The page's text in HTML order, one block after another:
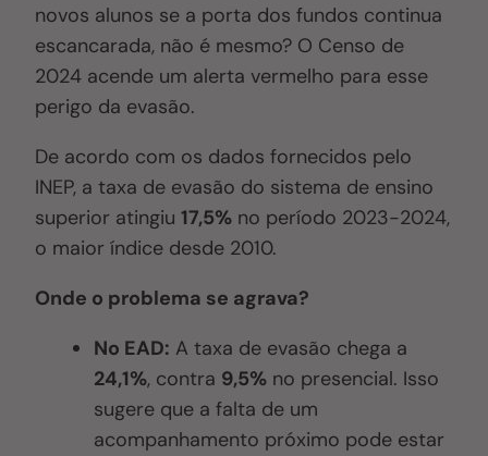
novos alunos se a porta dos fundos continua
escancarada, não é mesmo? O Censo de
2024 acende um alerta vermelho para esse
perigo da evasão.
De acordo com os dados fornecidos pelo
INEP, a taxa de evasão do sistema de ensino
superior atingiu17,5% no período 2023-2024,
o maior índice desde 2010.
Onde o problema se agrava?
No EAD: A taxa de evasão chega a
24,1%, contra 9,5% no presencial. Isso
sugere que a falta de um
acompanhamento próximo pode estar